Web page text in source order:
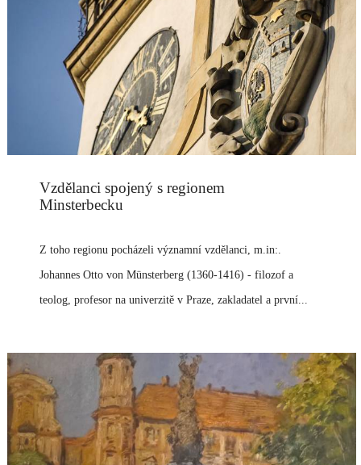
Vzdělanci spojený s regionem
Minsterbecku
Z toho regionu pocházeli významní vzdělanci, m.in:.
Johannes Otto von Münsterberg (1360-1416) - filozof a
teolog, profesor na univerzitě v Praze, zakladatel a první...